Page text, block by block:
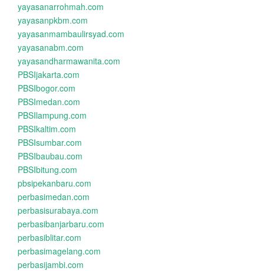
yayasanarrohmah.com
yayasanpkbm.com
yayasanmambaulirsyad.com
yayasanabm.com
yayasandharmawanita.com
PBSIjakarta.com
PBSIbogor.com
PBSImedan.com
PBSIlampung.com
PBSIkaltim.com
PBSIsumbar.com
PBSIbaubau.com
PBSIbitung.com
pbsipekanbaru.com
perbasimedan.com
perbasisurabaya.com
perbasibanjarbaru.com
perbasiblitar.com
perbasimagelang.com
perbasijambi.com